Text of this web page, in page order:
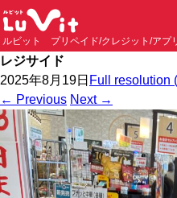
ルビット プリペイド/クレジット/アプ
レジサイド
2025年8月19日 Full resolution
← Previous Next →